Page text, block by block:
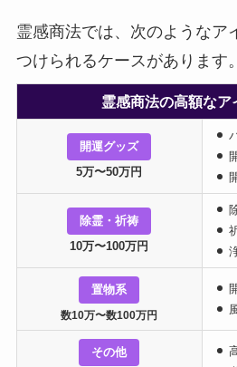
霊感商法では、次のようなア
つけられるケースがあります。
霊感商法の高額なア
開運グッズ
5万〜50万円
除霊・祈祷
10万〜100万円
置物系
数10万〜数100万円
その他